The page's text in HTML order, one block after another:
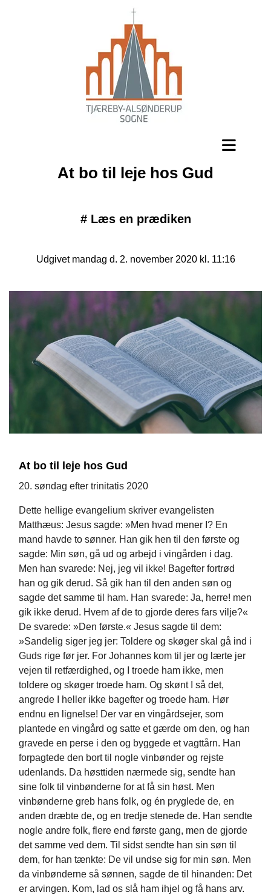
At bo til leje hos Gud
# Læs en prædiken
Udgivet mandag d. 2. november 2020 kl. 11:16
At bo til leje hos Gud
20. søndag efter trinitatis 2020
Dette hellige evangelium skriver evangelisten
Matthæus: Jesus sagde: »Men hvad mener I? En
mand havde to sønner. Han gik hen til den første og
sagde: Min søn, gå ud og arbejd i vingården i dag.
Men han svarede: Nej, jeg vil ikke! Bagefter fortrød
han og gik derud. Så gik han til den anden søn og
sagde det samme til ham. Han svarede: Ja, herre! men
gik ikke derud. Hvem af de to gjorde deres fars vilje?«
De svarede: »Den første.« Jesus sagde til dem:
»Sandelig siger jeg jer: Toldere og skøger skal gå ind i
Guds rige før jer. For Johannes kom til jer og lærte jer
vejen til retfærdighed, og I troede ham ikke, men
toldere og skøger troede ham. Og skønt I så det,
angrede I heller ikke bagefter og troede ham. Hør
endnu en lignelse! Der var en vingårdsejer, som
plantede en vingård og satte et gærde om den, og han
gravede en perse i den og byggede et vagttårn. Han
forpagtede den bort til nogle vinbønder og rejste
udenlands. Da høsttiden nærmede sig, sendte han
sine folk til vinbønderne for at få sin høst. Men
vinbønderne greb hans folk, og én pryglede de, en
anden dræbte de, og en tredje stenede de. Han sendte
nogle andre folk, flere end første gang, men de gjorde
det samme ved dem. Til sidst sendte han sin søn til
dem, for han tænkte: De vil undse sig for min søn. Men
da vinbønderne så sønnen, sagde de til hinanden: Det
er arvingen. Kom, lad os slå ham ihjel og få hans arv.